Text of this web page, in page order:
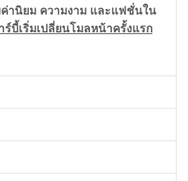
านิยม ความงาม และแฟชั่นใน
ร์บี้เริ่มเปลี่ยนโมลหน้าครั้งแรก